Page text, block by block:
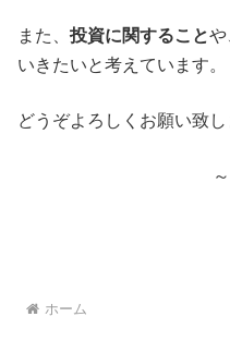
また、 投資に関することや
いきたいと考えています。
どうぞよろしくお願い致し
ホーム